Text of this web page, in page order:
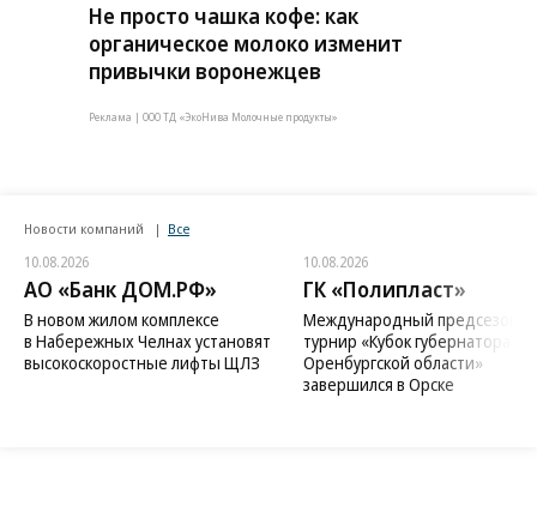
Не просто чашка кофе: как
органическое молоко изменит
привычки воронежцев
Реклама | ООО ТД «ЭкоНива Молочные продукты»
Новости компаний Все
10.08.2026
АО «Банк ДОМ.РФ»
В новом жилом комплексе
в Набережных Челнах установят
высокоскоростные лифты ЩЛЗ
10.08.2026
ГК «Полипласт»
Международный
турнир «Кубок губернатора
Оренбургской области»
завершился в Орске